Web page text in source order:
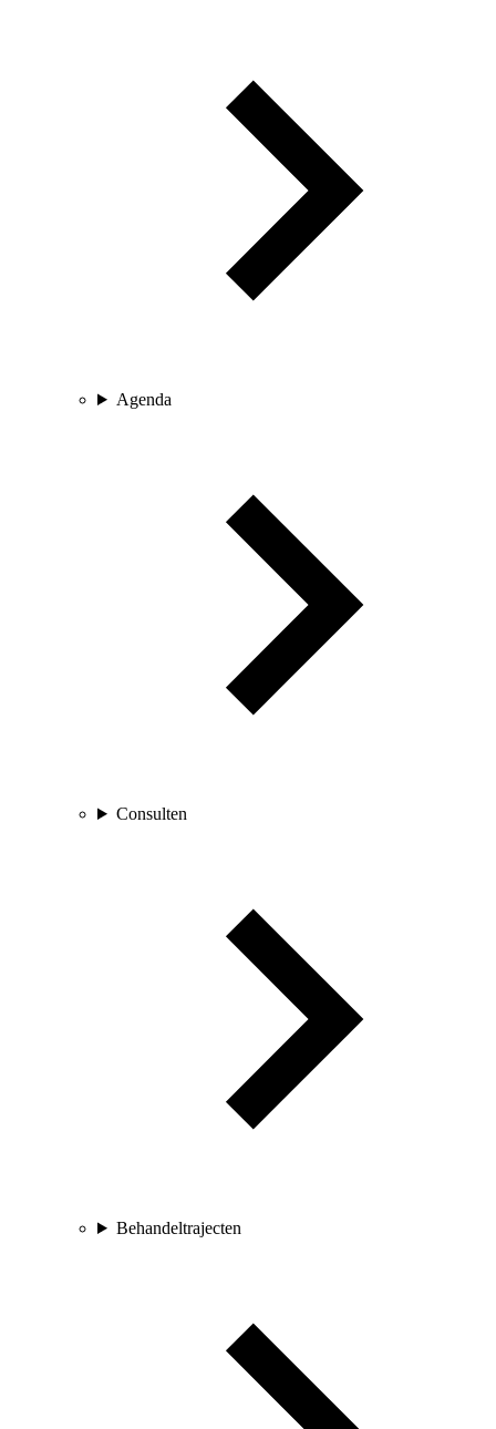
Agenda
Consulten
Behandeltrajecten